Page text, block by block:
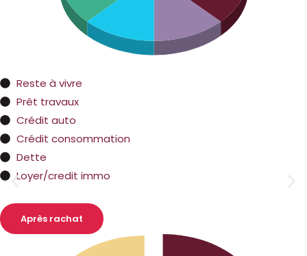
Reste à vivre
Prêt travaux
Crédit auto
Crédit consommation
Dette
Loyer/credit immo
Après rachat